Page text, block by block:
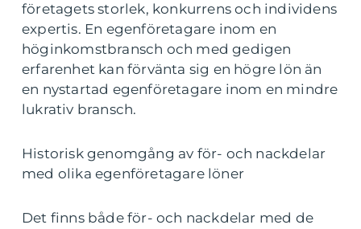
företagets storlek, konkurrens och individens
expertis. En egenföretagare inom en
höginkomstbransch och med gedigen
erfarenhet kan förvänta sig en högre lön än
en nystartad egenföretagare inom en mindre
lukrativ bransch.
Historisk genomgång av för- och nackdelar
med olika egenföretagare löner
Det finns både för- och nackdelar med de